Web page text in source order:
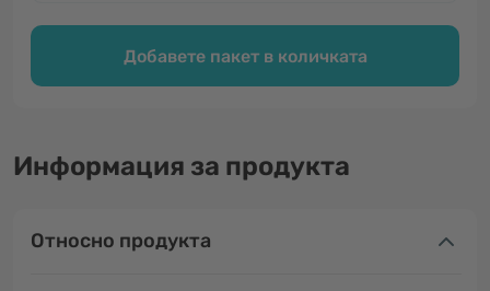
Добавете пакет в количката
Информация за продукта
Относно продукта